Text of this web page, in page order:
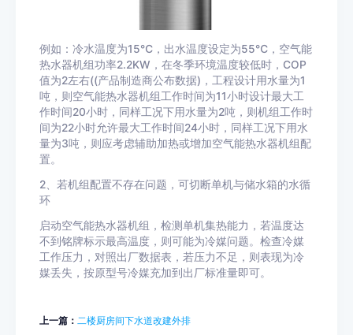
例如：冷水温度为15℃ ，出水温度设定为55℃ ，空气能
热水器机组功率2.2KW，在冬季环境温度较低时，COP
值为2左右((产品制造商公布数据)，工程设计用水量为1
吨，则空气能热水器机组工作时间为11小时设计最大工
作时间20小时，同样工况下用水量为2吨，则机组工作时
间为22小时允许最大工作时间24小时，同样工况下用水
量为3吨，则应考虑辅助加热或增加空气能热水器机组配
置。
2、若机组配置不存在问题，可切断单机与储水箱的水循
环
启动空气能热水器机组，检测单机集热能力，若温度达
不到铭牌标示最高温度，则可能为冷媒问题。检查冷媒
工作压力，对照出厂数据表，若压力不足，则表现为冷
媒丢失，按原型号冷媒充加到出厂标准量即可。
上一篇： 二楼厨房间下水道改建外排